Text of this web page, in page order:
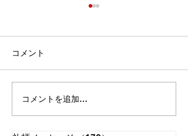
「 人とは何ものなのでしょ
う。あなたが心に留められる
とは。人のとはいったい何も
のなのでしょう。あなたが顧
コメント
コメントを追加…